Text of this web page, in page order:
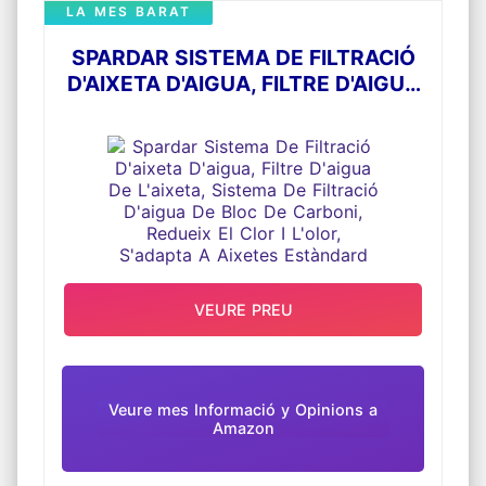
SPARDAR SISTEMA DE FILTRACIÓ
D'AIXETA D'AIGUA, FILTRE D'AIGUA
D'AIGUA DE BLOC DE CARBONI,
REDUEIX EL CLOR I L'OLOR,
S'ADAPTA A AIXETES ESTÀNDARD
LA MES BARAT
Veure mes Informació y Opinions a
Amazon
VEURE PREU